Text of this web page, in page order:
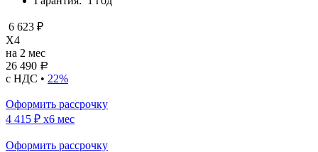
6 623 ₽
X4
на 2 мес
26 490 Р
с НДС • 22%
Оформить рассрочку
4 415 ₽ x6 мес
Оформить рассрочку